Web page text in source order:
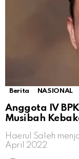
Berita NASIONAL
Anggota IV
Musibah
Haerul Saleh
April 2022